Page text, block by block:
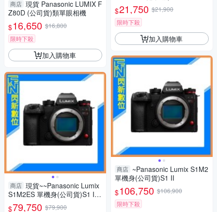
商店 現貨 Panasonic LUMIX F
Z80D (公司貨)類單眼相機
$16,650 $16,800
限時下殺
加入購物車
商店 現貨~~Panasonic Lumix
S1M2ES 單機身(公司貨)S1 II
ES
$79,750 $79,900
2+SHGR2，公司貨)G100
$21,750 $21,900
限時下殺
加入購物車
商店 ~Panasonic Lumix S1M2
單機身(公司貨)S1 II
$106,750 $106,900
限時下殺